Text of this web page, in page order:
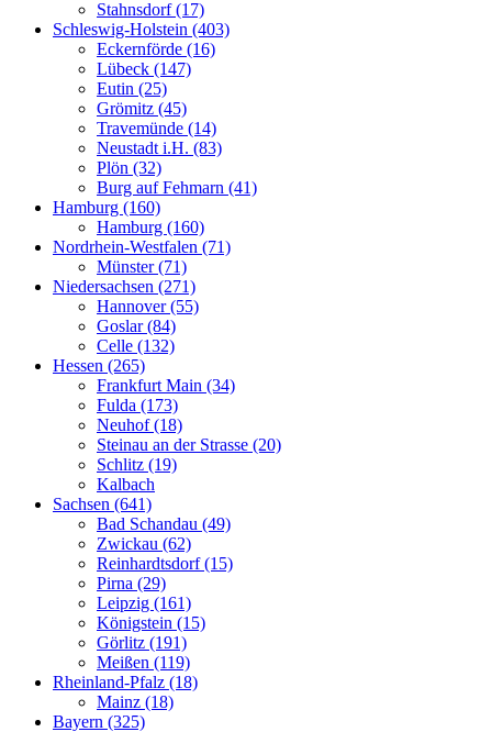
Stahnsdorf (17)
Schleswig-Holstein (403)
Eckernförde (16)
Lübeck (147)
Eutin (25)
Grömitz (45)
Travemünde (14)
Neustadt i.H. (83)
Plön (32)
Burg auf Fehmarn (41)
Hamburg (160)
Hamburg (160)
Nordrhein-Westfalen (71)
Münster (71)
Niedersachsen (271)
Hannover (55)
Goslar (84)
Celle (132)
Hessen (265)
Frankfurt Main (34)
Fulda (173)
Neuhof (18)
Steinau an der Strasse (20)
Schlitz (19)
Kalbach
Sachsen (641)
Bad Schandau (49)
Zwickau (62)
Reinhardtsdorf (15)
Pirna (29)
Leipzig (161)
Königstein (15)
Görlitz (191)
Meißen (119)
Rheinland-Pfalz (18)
Mainz (18)
Bayern (325)